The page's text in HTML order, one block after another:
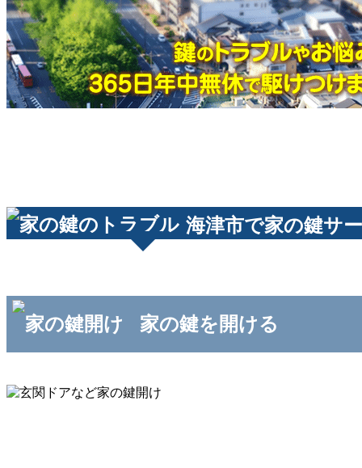
海津市で家の鍵サ
家の鍵を開ける